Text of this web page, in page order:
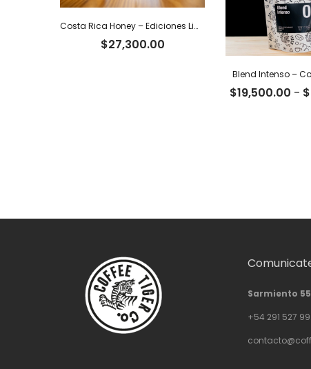
Costa Rica Honey – Ediciones Limitadas Tiger
$27,300.00
Blend Intenso –
$19,500.00 - $
Sarmiento
+54 291 527